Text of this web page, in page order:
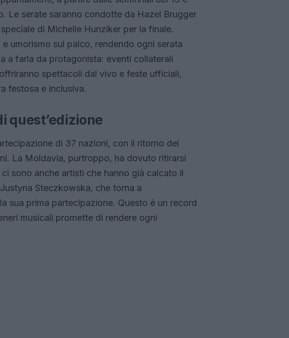
Le serate saranno condotte da Hazel Brugger
di Michelle Hunziker per la finale.
umorismo sul palco, rendendo ogni serata
a farla da protagonista: eventi collaterali
spettacoli dal vivo e feste ufficiali,
festosa e inclusiva.
quest’edizione
di 37 nazioni, con il ritorno del
La Moldavia, purtroppo, ha dovuto ritirarsi
sono anche artisti che hanno già calcato il
Steczkowska, che torna a
sua prima partecipazione. Questo è un record
musicali promette di rendere ogni